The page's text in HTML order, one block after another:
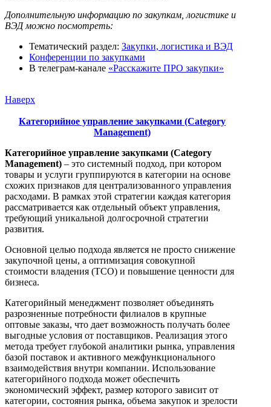
Дополнительную информацию по закупкам, логистике и
ВЭД можно посмотреть:
Тематический раздел: Закупки, логистика и ВЭД
Конференции по закупками
В телеграм-канале «Расскажите ПРО закупки»
Наверх
Категорийное управление закупками (Category
Management)
Категорийное управление закупками (Category
Management) – это системный подход, при котором
товары и услуги группируются в категории на основе
схожих признаков для централизованного управления
расходами. В рамках этой стратегии каждая категория
рассматривается как отдельный объект управления,
требующий уникальной долгосрочной стратегии
развития.
Основной целью подхода является не просто снижение
закупочной цены, а оптимизация совокупной
стоимости владения (TCO) и повышение ценности для
бизнеса.
Категорийный менеджмент позволяет объединять
разрозненные потребности филиалов в крупные
оптовые заказы, что дает возможность получать более
выгодные условия от поставщиков. Реализация этого
метода требует глубокой аналитики рынка, управления
базой поставок и активного межфункционального
взаимодействия внутри компании. Использование
категорийного подхода может обеспечить
экономический эффект, размер которого зависит от
категории, состояния рынка, объема закупок и зрелости